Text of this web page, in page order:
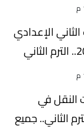
الإعدادي
النقل في
2026 الترم الثاني.. جميع